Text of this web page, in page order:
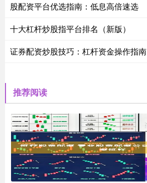
股配资平台优选指南：低息高倍速选
十大杠杆炒股指平台排名（新版）
证券配资炒股技巧：杠杆资金操作指南
推荐阅读